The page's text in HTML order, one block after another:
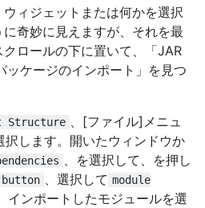
ウィジェットまたは何かを選択
に奇妙に見えますが、それを最
ロールの下に置いて、「JAR
ッケージのインポート」を見つ
Structure
、[ファイル]メニュ
択します。開いたウィンドウか
、を選択して、を押し
、選択して module
、インポートしたモジュールを選